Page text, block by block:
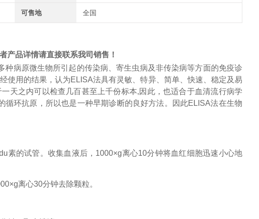
可售地 全国
产品详情请直接联系我司销售！
病原微生物所引起的传染病、寄生虫病及非传染病等方面的免疫诊
使用的结果，认为ELISA法具有灵敏、特异、简单、快速、稳定及易
天之内可以检查几百甚至上千份标本,因此，也适合于血清流行病学
循环抗原，所以也是一种早期诊断的良好方法。因此ELISA法在生物
素的试管。收集血液后， 1000×g离心10分钟将血红细胞迅速小心地
离心30分钟去除颗粒。